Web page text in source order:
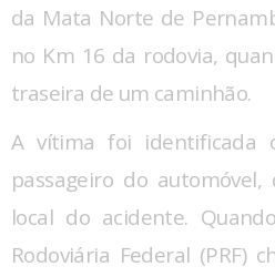
da Mata Norte de
no Km 16 da rodovia,
traseira de um caminhão.
A vítima foi identificada
passageiro do
local do acidente.
Rodoviária Federal (PRF)